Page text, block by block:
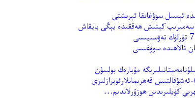
ئېسىل سوۋغاتقا ئېرىشتى
سەمىرىپ كېتىش ھەققىدە يېڭى بايقاش
ئالاھىدە سوۋغىسى
مۇبارەك بولسۇن